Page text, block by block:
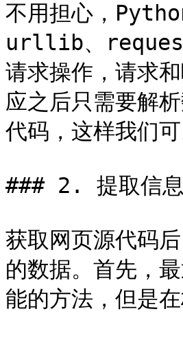
不用担心，
urllib、
请求操作，请求
应之后只需要解
代码，这样我们
### 2. 提取信息
获取网页源代码
的数据。首先，
能的方法，但是